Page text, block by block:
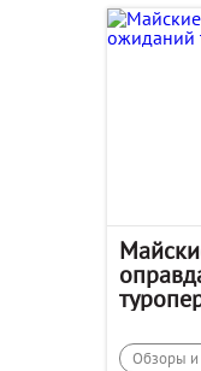
Обзоры и